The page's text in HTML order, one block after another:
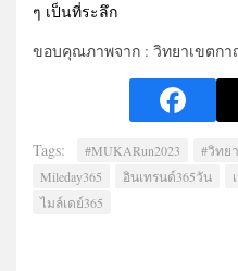
ๆ เป็นที่ระลึก
ขอบคุณภาพจาก : วิทยาเขตก
Tags: #MUKARun2023
#วิทย
Mileday365
อินเทรนด์365วัน
ไมล์เดย์365